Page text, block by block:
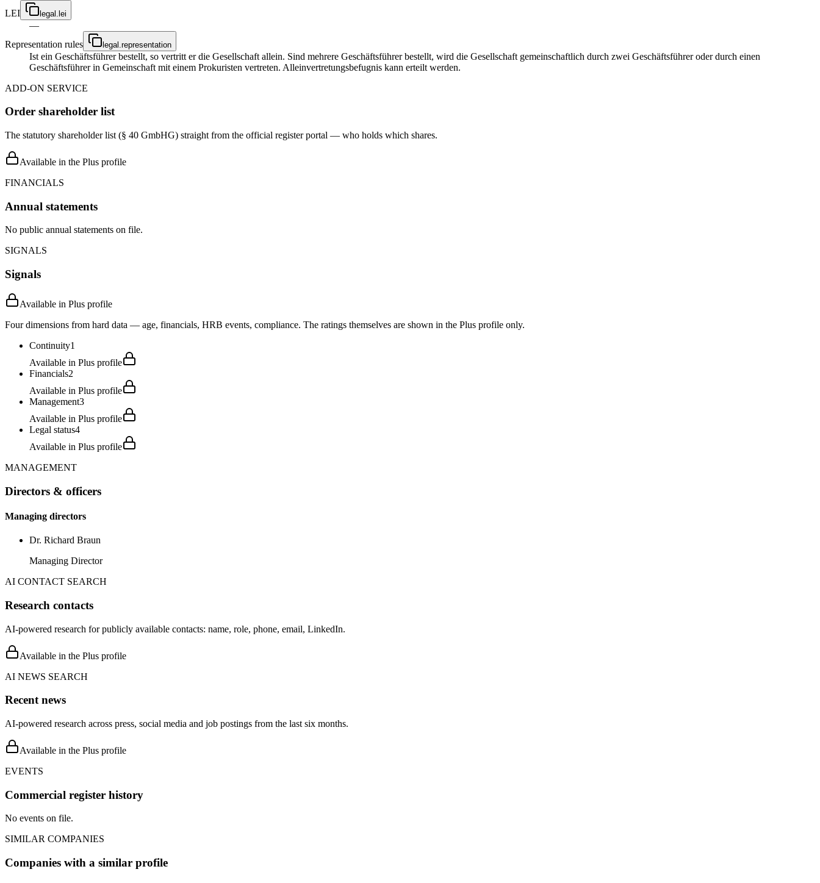
LEI
legal.lei
—
Representation rules
legal.representation
Ist ein Geschäftsführer bestellt, so vertritt er die Gesellschaft allein. Sind mehrere Geschäftsführer bestellt, wird die Gesellschaft gemeinschaftlich durch zwei Geschäftsführer oder durch einen
Geschäftsführer in Gemeinschaft mit einem Prokuristen vertreten. Alleinvertretungsbefugnis kann erteilt werden.
ADD-ON SERVICE
Order shareholder list
The statutory shareholder list (§ 40 GmbHG) straight from the official register portal — who holds which shares.
Available in the Plus profile
FINANCIALS
Annual statements
No public annual statements on file.
SIGNALS
Signals
Available in Plus profile
Four dimensions from hard data — age, financials, HRB events, compliance. The ratings themselves are shown in the Plus profile only.
Continuity1
Available in Plus profile
Financials2
Available in Plus profile
Management3
Available in Plus profile
Legal status4
Available in Plus profile
MANAGEMENT
Directors & officers
Managing directors
Dr. Richard Braun
Managing Director
AI CONTACT SEARCH
Research contacts
AI-powered research for publicly available contacts: name, role, phone, email, LinkedIn.
Available in the Plus profile
AI NEWS SEARCH
Recent news
AI-powered research across press, social media and job postings from the last six months.
Available in the Plus profile
EVENTS
Commercial register history
No events on file.
SIMILAR COMPANIES
Companies with a similar profile